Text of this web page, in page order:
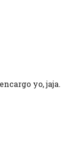
yo, jaja.